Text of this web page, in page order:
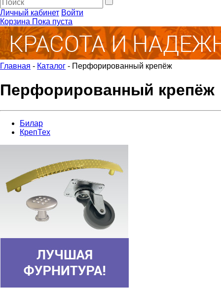
Личный кабинет Войти
Корзина Пока пуста
Главная - Каталог - Перфорированный крепёж
Перфорированный крепёж
Билар
КрепТех